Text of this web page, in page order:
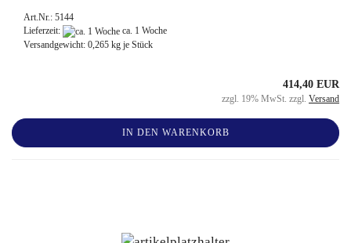
Art.Nr.: 5144
Lieferzeit:
ca. 1 Woche
Versandgewicht: 0,265 kg je Stück
414,40 EUR
zzgl. 19% MwSt. zzgl. Versand
IN DEN WARENKORB